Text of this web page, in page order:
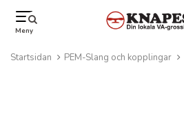
Meny
Startsidan PEM-Slang och kopplingar